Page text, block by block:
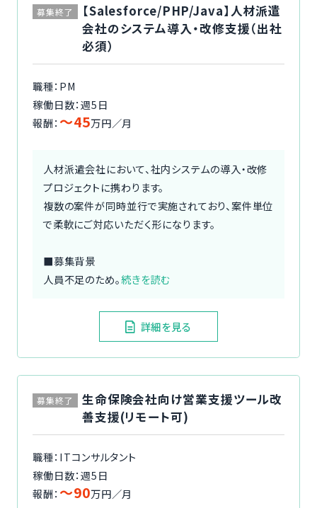
募集終了
【Salesforce/PHP/Java】人材派遣
会社のシステム導入・改修支援（出社
必須）
職種：PM
稼働日数：週5日
報酬： 〜45万円／月
人材派遣会社において、社内システムの導入・改修
プロジェクトに携わります。
複数の案件が同時並行で実施されており、案件単位
で柔軟にご対応いただく形になります。
■募集背景
人員不足のため。続きを読む
詳細を見る
募集終了
生命保険会社向け営業支援ツール改
善支援(リモート可)
職種：ITコンサルタント
稼働日数：週5日
報酬： 〜90万円／月